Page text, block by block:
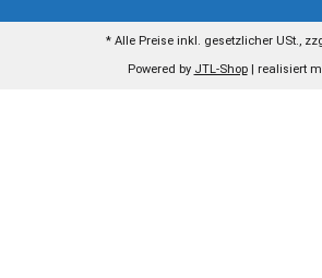
* Alle Preise inkl. gesetzlicher USt.,
Powered by JTL-Shop | realisiert